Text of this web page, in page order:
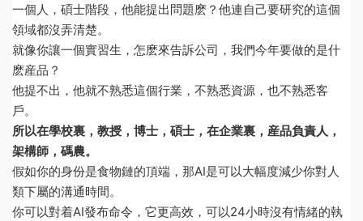
一個人，碩士階段，他能提出問題麽？他連自己要研究的這個
領域都沒弄清楚。
就像你讓一個實習生，怎麽來告訴公司，我們今年要做的是什
麽産品？
他提不出，他就不熟悉這個行業，不熟悉資源，也不熟悉客
戶。
所以在學校裏，教授，博士，碩士，在企業裏，産品負責人，
架構師，碼農。
假如你的身份是食物鏈的頂端，那AI是可以大幅度減少你對人
類下屬的溝通時間。
你可以對着AI發布命令，它更高效，可以24小時沒有情緒的執